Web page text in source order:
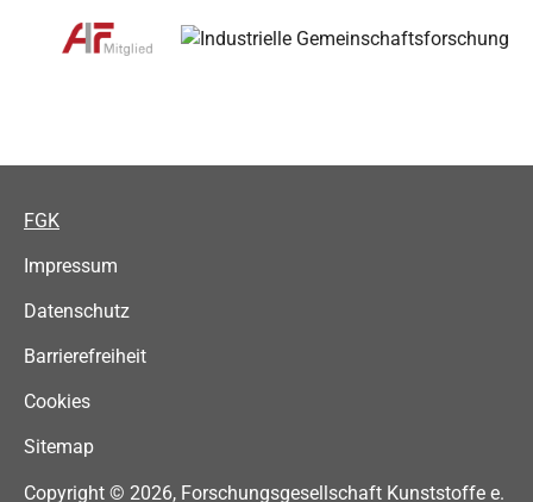
FGK
Impressum
Datenschutz
Barrierefreiheit
Cookies
Sitemap
Copyright © 2026, Forschungsgesellschaft Kunststoffe e.